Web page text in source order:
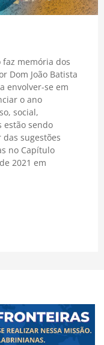
faz memória dos
Dom João Batista
envolver-se em
o ano
social,
estão sendo
sugestões
no Capítulo
2021 em